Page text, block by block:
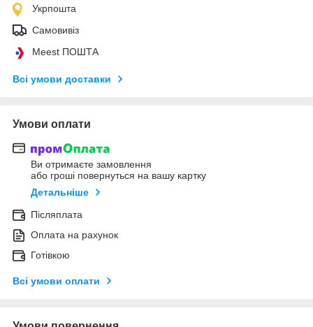
Укрпошта
Самовивіз
Meest ПОШТА
Всі умови доставки
Умови оплати
Ви отримаєте замовлення
або гроші повернуться на вашу картку
Детальніше
Післяплата
Оплата на рахунок
Готівкою
Всі умови оплати